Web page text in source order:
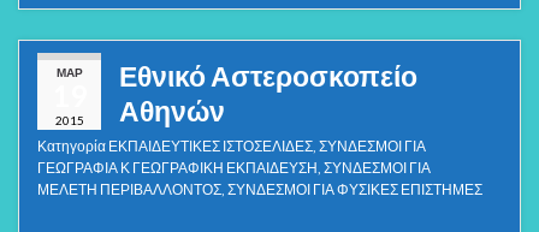
ΜΑΡ
2015
Εθνικό Αστεροσκοπείο
Αθηνών
Κατηγορία ΕΚΠΑΙΔΕΥΤΙΚΕΣ ΙΣΤΟΣΕΛΙΔΕΣ ΣΥΝΔΕΣΜΟΙ ΓΙΑ
ΓΕΩΓΡΑΦΙΑ Κ ΓΕΩΓΡΑΦΙΚΗ ΕΚΠΑΙΔΕΥΣΗ ΣΥΝΔΕΣΜΟΙ ΓΙΑ
ΜΕΛΕΤΗ ΠΕΡΙΒΑΛΛΟΝΤΟΣ ΣΥΝΔΕΣΜΟΙ ΓΙΑ ΦΥΣΙΚΕΣ ΕΠΙΣΤΗΜΕΣ